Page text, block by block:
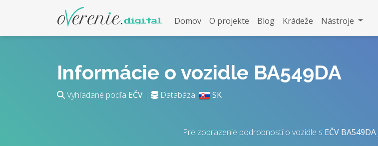
Domov O projekte Blog Krádeže Nástroje
Informácie o vozidle BA549DA
Vyhľadané podľa EČV | Databáza: SK
Pre zobrazenie podrobností o vozidle s EČV BA549DA